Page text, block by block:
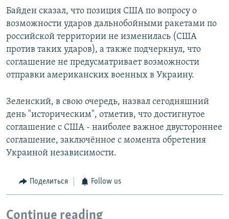
Байден сказал, что позиция США по вопросу о
возможности ударов дальнобойными ракетами по
российской территории не изменилась (США
против таких ударов), а также подчеркнул, что
соглашение не предусматривает возможности
отправки американских военных в Украину.
Зеленский, в свою очередь, назвал сегодняшний
день "историческим", отметив, что достигнутое
соглашение с США - наиболее важное двустороннее
соглашение, заключённое с момента обретения
Украиной независимости.
Поделиться Follow us
Continue reading